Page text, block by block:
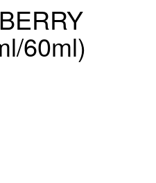
60ml)